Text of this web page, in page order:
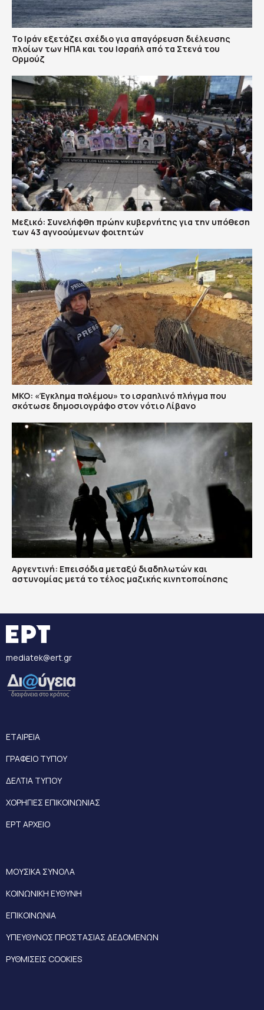
Το Ιράν εξετάζει σχέδιο για απαγόρευση διέλευσης
πλοίων των ΗΠΑ και του Ισραήλ από τα Στενά του
Ορμούζ
Μεξικό: Συνελήφθη πρώην κυβερνήτης για την υπόθεση
των 43 αγνοούμενων φοιτητών
ΜΚΟ: «Έγκλημα πολέμου» το ισραηλινό πλήγμα που
σκότωσε δημοσιογράφο στον νότιο Λίβανο
Αργεντινή: Επεισόδια μεταξύ διαδηλωτών και
αστυνομίας μετά το τέλος μαζικής κινητοποίησης
mediatek@ert.gr
ΕΤΑΙΡΕΙΑ
ΓΡΑΦΕΙΟ ΤΥΠΟΥ
ΔΕΛΤΙΑ ΤΥΠΟΥ
ΧΟΡΗΓΙΕΣ ΕΠΙΚΟΙΝΩΝΙΑΣ
ΕΡΤ ΑΡΧΕΙΟ
ΜΟΥΣΙΚΑ ΣΥΝΟΛΑ
ΚΟΙΝΩΝΙΚΗ ΕΥΘΥΝΗ
ΕΠΙΚΟΙΝΩΝΙΑ
ΥΠΕΥΘΥΝΟΣ ΠΡΟΣΤΑΣΙΑΣ ΔΕΔΟΜΕΝΩΝ
ΡΥΘΜΙΣΕΙΣ COOKIES